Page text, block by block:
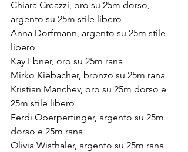
Chiara Creazzi, oro su 25m dorso,
argento su 25m stile libero
Anna Dorfmann, argento su 25m stile
libero
Kay Ebner, oro su 25m rana
Mirko Kiebacher, bronzo su 25m rana
Kristian Manchev, oro su 25m dorso e
25m stile libero
Ferdi Oberpertinger, argento su 25m
dorso e 25m rana
Olivia Wisthaler, argento su 25m rana